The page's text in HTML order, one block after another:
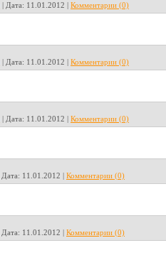
| Дата: 11.01.2012 | Комментарии (0)
| Дата: 11.01.2012 | Комментарии (0)
| Дата: 11.01.2012 | Комментарии (0)
Дата: 11.01.2012 | Комментарии (0)
Дата: 11.01.2012 | Комментарии (0)